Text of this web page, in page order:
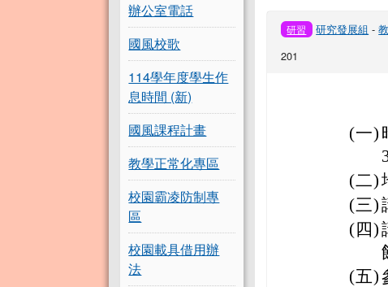
辦公室電話
國風校歌
114學年度學生作
息時間 (新)
國風課程計畫
教學正常化專區
校園霸凌防制專
區
校園載具借用辦
法
研習 研究發展組 -
201
(一)
(二)
(三)
(四)
(五)